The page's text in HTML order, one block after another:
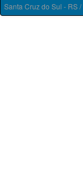
Santa Cruz do Sul - RS